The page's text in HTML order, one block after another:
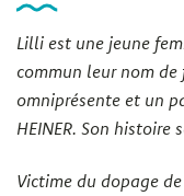
Lilli est une jeune
commun leur nom
omniprésente et un
HEINER. Son histoire
Victime du dopage